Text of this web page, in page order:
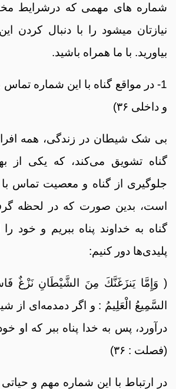
شماره های مهمی که درشرایط
نیازتان میشود را با دنبال کردن
بیاورید. با ما همراه باشید.
و داخلی ۳۶)
بی شک شیطان در زندگی، همه
گناه تشویق می‌کند، که یکی از
جلوگیری از گناه و معصیت تماس
است، بدین صورت که در لحظه
گناه به خداوند پناه ببریم و خود
پلیدی‌ها دور کنیم:
( وَإِمَّا یَنزَغَنَّكَ مِنَ الشَّیْطَانِ نَزْغٌ
السَّمِیعُ الْعَلِیمُ : و اگر دمدمه‌ای از
درآورد، پس به خدا پناه ببر که او
(فصلت : ۳۶)
در ارتباط با این شماره مهم و